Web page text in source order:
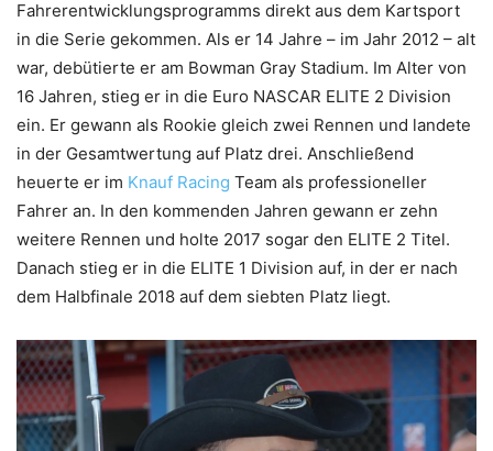
Fahrerentwicklungsprogramms direkt aus dem Kartsport
in die Serie gekommen. Als er 14 Jahre – im Jahr 2012 – alt
war, debütierte er am Bowman Gray Stadium. Im Alter von
16 Jahren, stieg er in die Euro NASCAR ELITE 2 Division
ein. Er gewann als Rookie gleich zwei Rennen und landete
in der Gesamtwertung auf Platz drei. Anschließend
heuerte er im Knauf Racing Team als professioneller
Fahrer an. In den kommenden Jahren gewann er zehn
weitere Rennen und holte 2017 sogar den ELITE 2 Titel.
Danach stieg er in die ELITE 1 Division auf, in der er nach
dem Halbfinale 2018 auf dem siebten Platz liegt.